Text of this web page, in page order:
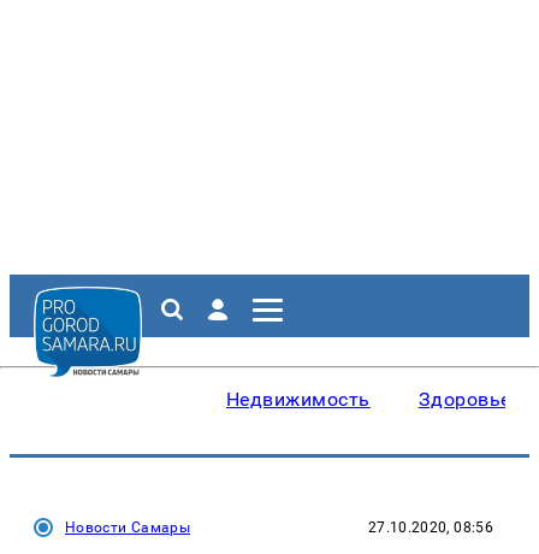
Недвижимость Здоровье
Новости Самары 27.10.2020, 08:56